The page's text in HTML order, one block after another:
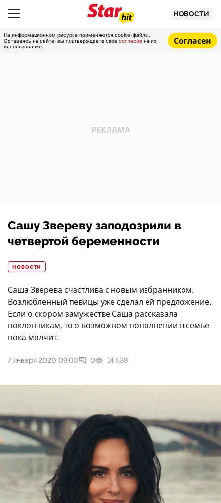
НОВОСТИ
На информационном ресурсе применяются cookie-файлы.
Оставаясь на сайте, вы подтверждаете свое согласие на их
использование.
Согласен
Сашу Звереву заподозрили в
четвертой беременности
НОВОСТИ
Саша Зверева счастлива с новым избранником.
Возлюбленный певицы уже сделал ей предложение.
Если о скором замужестве Саша рассказала
поклонникам, то о возможном пополнении в семье
пока молчит.
7 января 2020 09:00 0 14 538